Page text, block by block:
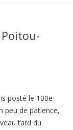
posté le 100e
peu de patience,
tard du